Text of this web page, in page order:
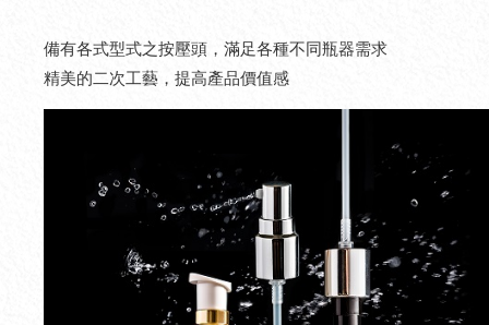
備有各式型式之按壓頭，滿足各種不同瓶器需求
精美的二次工藝，提高產品價值感